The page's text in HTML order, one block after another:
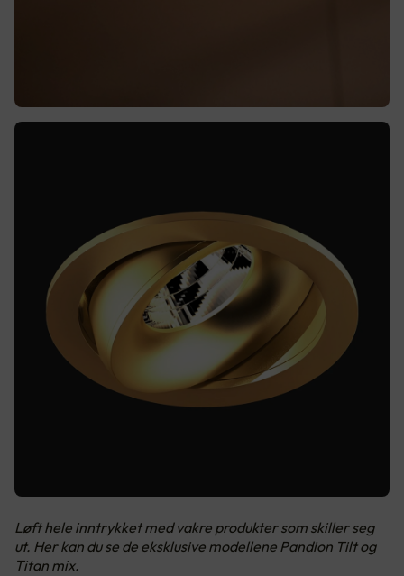
Løft hele inntrykket med vakre produkter som skiller seg
ut. Her kan du se de eksklusive modellene Pandion Tilt og
Titan mix.